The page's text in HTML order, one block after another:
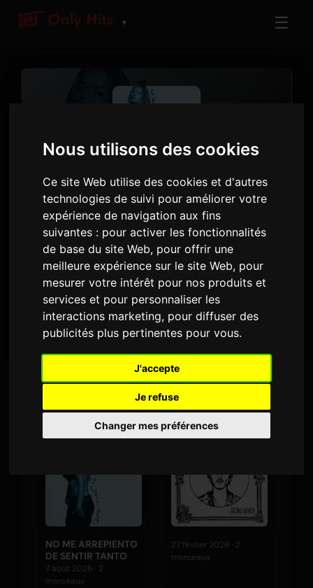
Nous utilisons des cookies
Ce site Web utilise des cookies et d'autres
technologies de suivi pour améliorer votre
expérience de navigation aux fins
suivantes : pour activer les fonctionnalités
de base du site Web, pour offrir une
meilleure expérience sur le site Web, pour
mesurer votre intérêt pour nos produits et
services et pour personnaliser les
interactions marketing, pour diffuser des
publicités plus pertinentes pour vous.
J'accepte
Je refuse
Changer mes préférences
▼ ☰
ARTISTE
Bruno Mars
Titres et albums diffusés sur Only Hits
27
MORCEAUX
5
ALBUMS
1,157
DIFFUSIONS · 90J
7 août 2026
DERNIÈRE SORTIE
NO ME ARREPIENTO
DE SENTIR TANTO
7 août 2026 · 2
morceaux
27 février 2026 · 2
morceaux